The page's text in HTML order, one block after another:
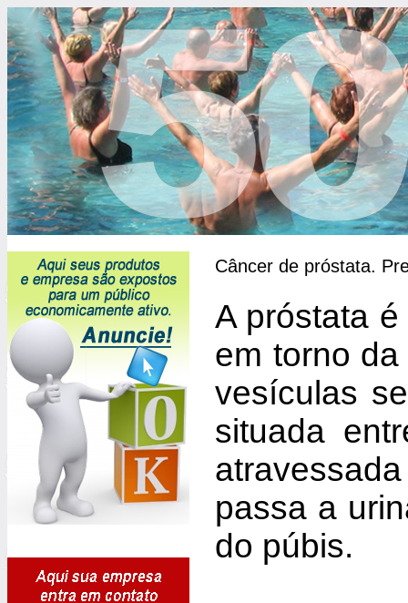
Câncer de próstata.
A próstata
em torno
vesículas
situada
passa a
do púbis.